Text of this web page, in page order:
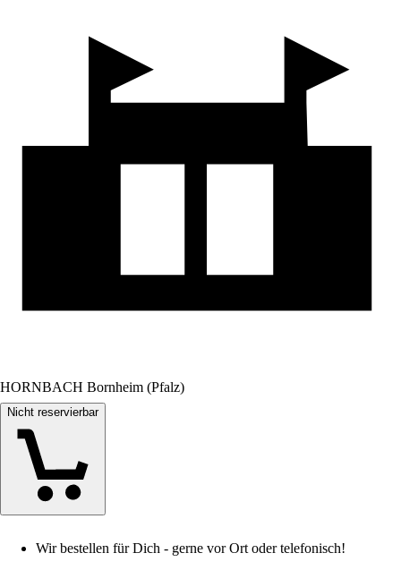
HORNBACH Bornheim (Pfalz)
Nicht reservierbar
Wir bestellen für Dich - gerne vor Ort oder telefonisch!